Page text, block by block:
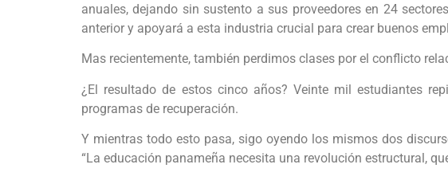
anuales, dejando sin sustento a sus proveedores en 24
anterior y apoyará a esta industria crucial para crear buenos
Mas recientemente, también perdimos clases por el conflicto
¿El resultado de estos cinco años? Veinte mil estudiantes
programas de recuperación.
Y mientras todo esto pasa, sigo oyendo los mismos dos
“La educación panameña necesita una revolución estructural,